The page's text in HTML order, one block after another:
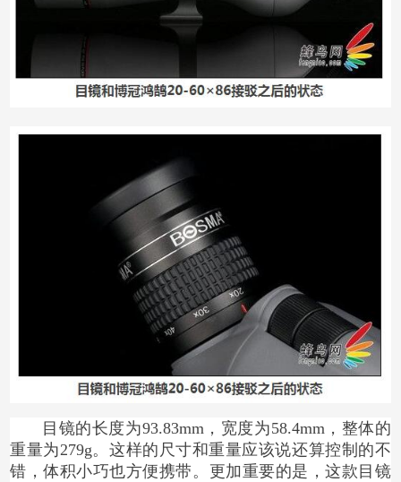
目镜的长度为93.83mm，宽度为58.4mm，整体的
重量为279g。这样的尺寸和重量应该说还算控制的不
错，体积小巧也方便携带。更加重要的是，这款目镜